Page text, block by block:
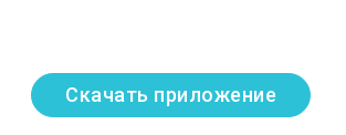
Скачать приложение